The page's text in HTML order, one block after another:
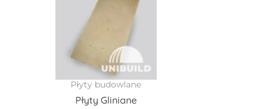
Płyty budowlane
Płyty Gliniane